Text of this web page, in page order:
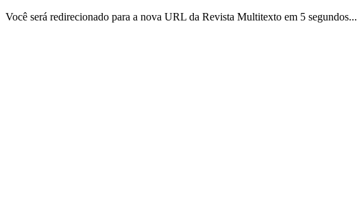
Você será redirecionado para a nova URL da Revista Multitexto em 5 segundos...